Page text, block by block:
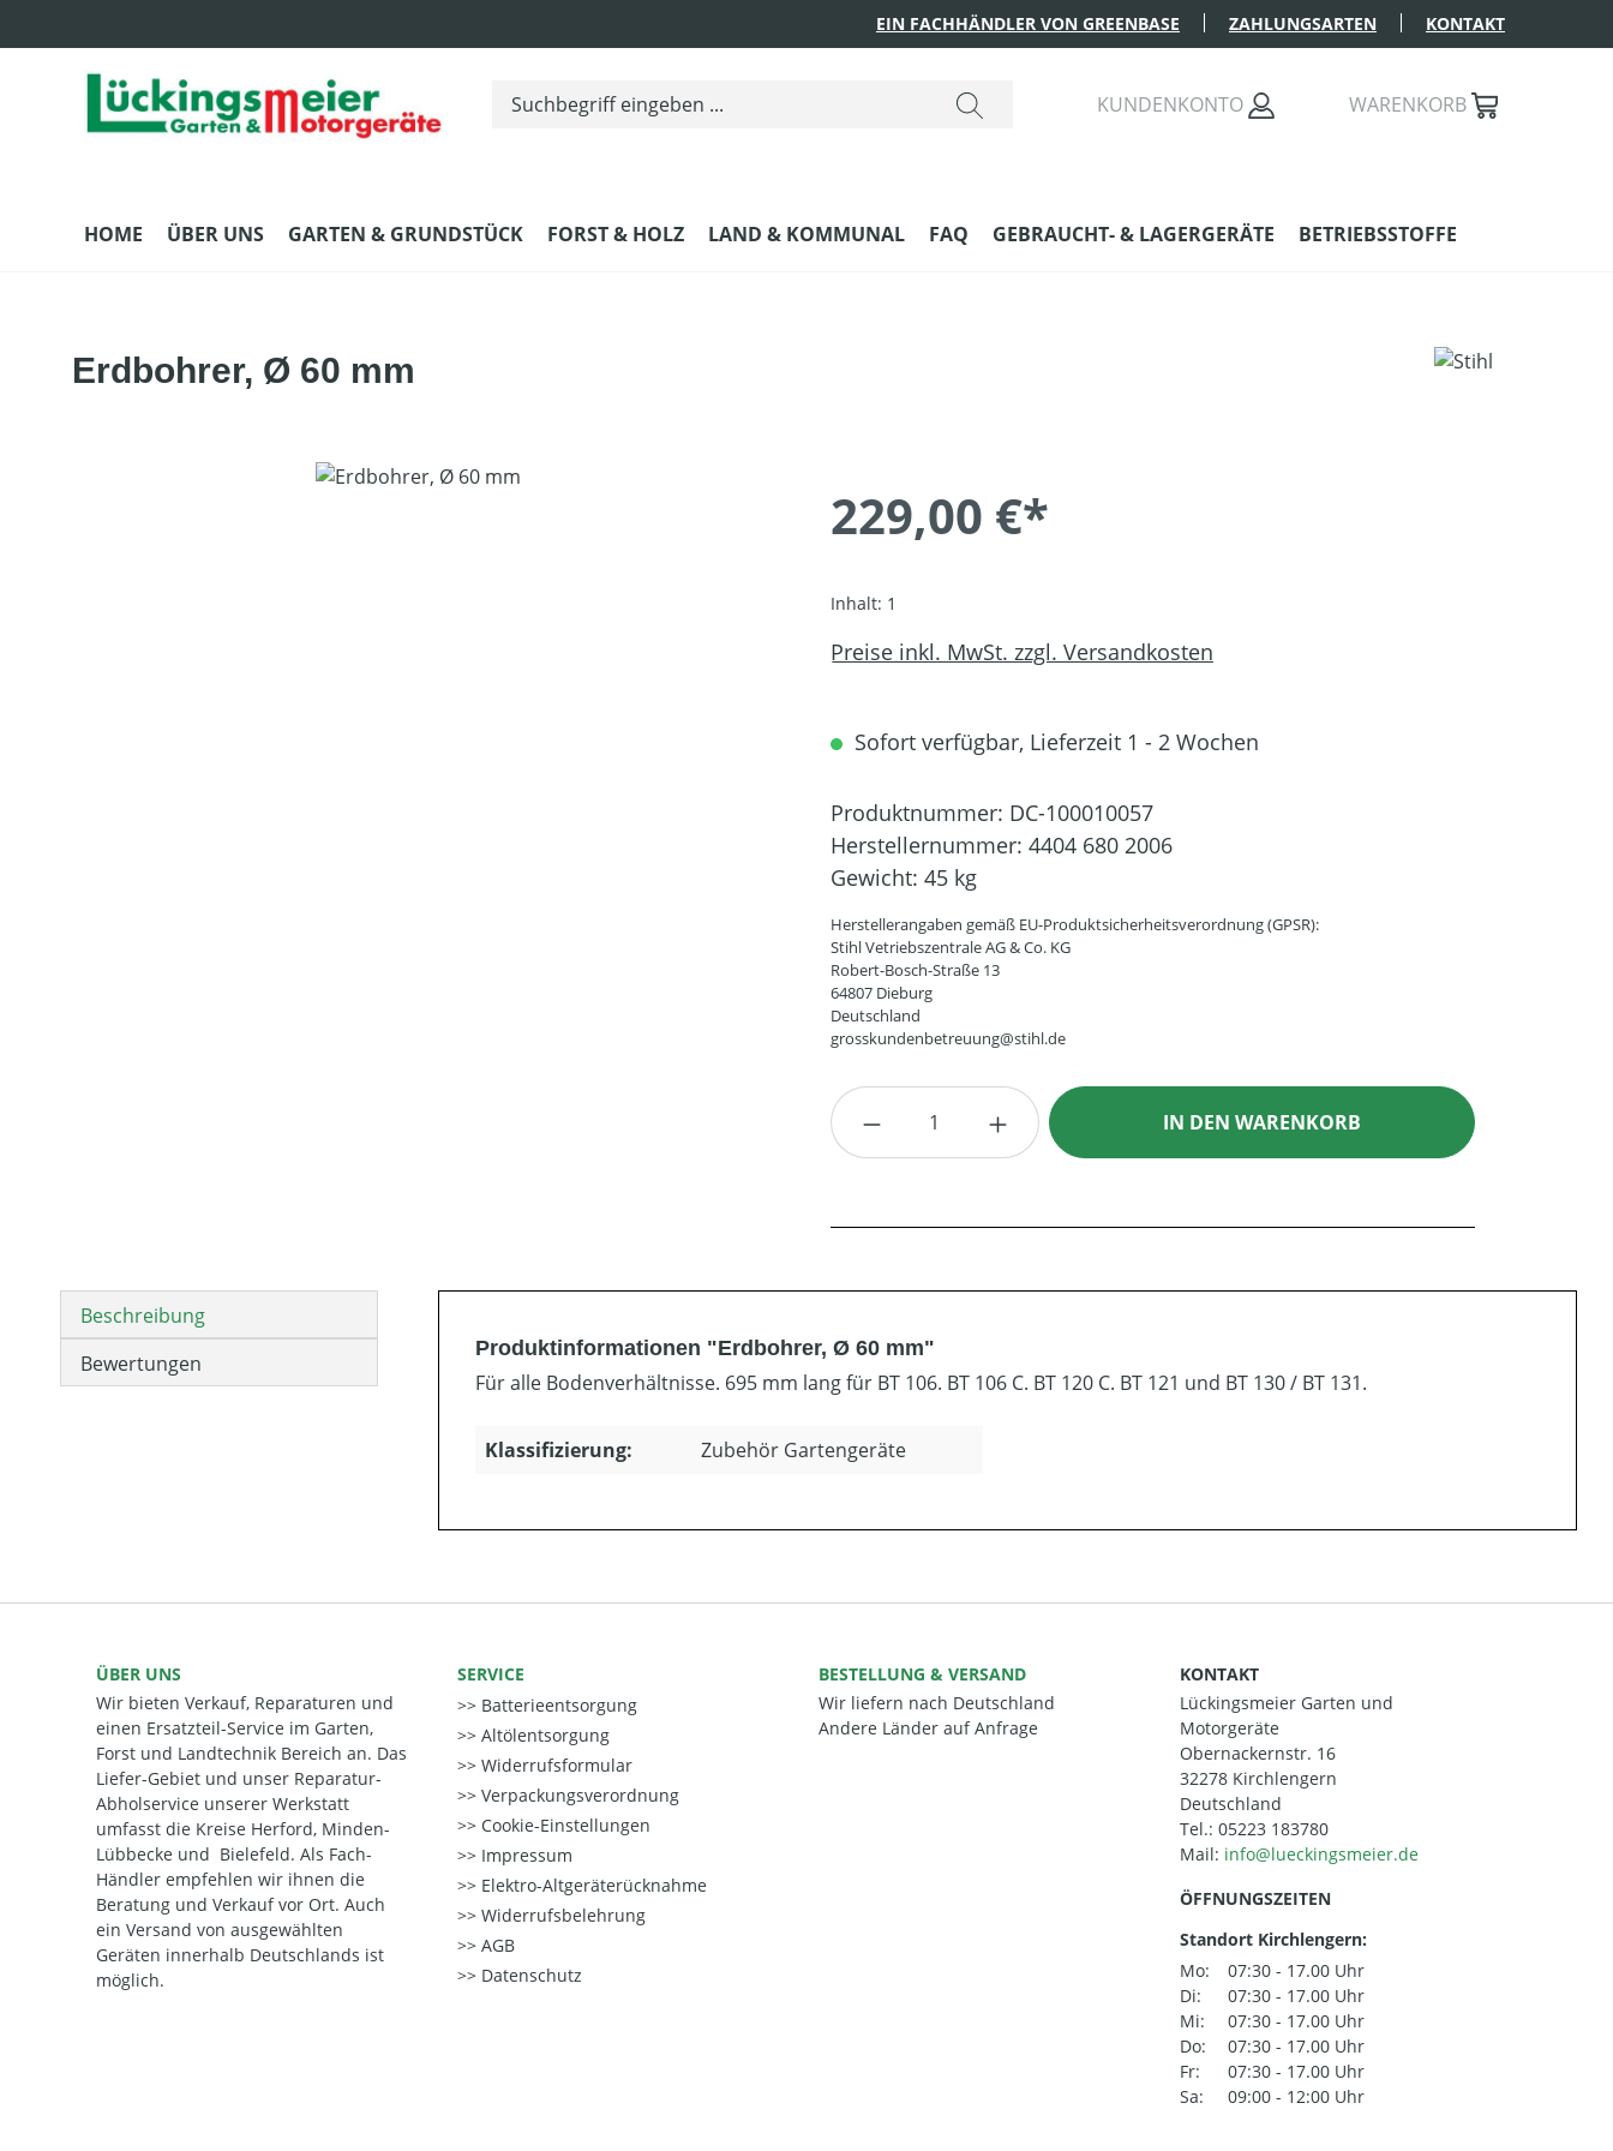
EIN FACHHÄNDLER VON GREENBASE ZAHLUNGSARTEN KONTAKT
KUNDENKONTO WARENKORB
HOME ÜBER UNS GARTEN & GRUNDSTÜCK FORST & HOLZ LAND & KOMMUNAL FAQ GEBRAUCHT- & LAGERGERÄTE BETRIEBSSTOFFE
Erdbohrer, Ø 60 mm
229,00 €*
Inhalt: 1
Preise inkl. MwSt. zzgl. Versandkosten
Sofort verfügbar, Lieferzeit 1 - 2 Wochen
Produktnummer: DC-100010057
Herstellernummer: 4404 680 2006
Gewicht: 45 kg
Herstellerangaben gemäß EU-Produktsicherheitsverordnung (GPSR):
Stihl Vetriebszentrale AG & Co. KG
Robert-Bosch-Straße 13
64807 Dieburg
Deutschland
grosskundenbetreuung@stihl.de
Produkt Anzahl: Gib den gewünschten Wert ein oder
IN DEN WARENKORB
Beschreibung
Bewertungen
Produktinformationen "Erdbohrer, Ø 60 mm"
Für alle Bodenverhältnisse. 695 mm lang für BT 106. BT 106 C. BT 120 C. BT 121 und BT 130 / BT 131.
Klassifizierung: Zubehör Gartengeräte
ÜBER UNS
Wir bieten Verkauf, Reparaturen und
einen Ersatzteil-Service im Garten,
Forst und Landtechnik Bereich an. Das
Liefer-Gebiet und unser Reparatur-
Abholservice unserer Werkstatt
umfasst die Kreise Herford, Minden-
Lübbecke und Bielefeld. Als Fach-
Händler empfehlen wir ihnen die
Beratung und Verkauf vor Ort. Auch
ein Versand von ausgewählten
Geräten innerhalb Deutschlands ist
möglich.
SERVICE
Batterieentsorgung
Altölentsorgung
Widerrufsformular
Verpackungsverordnung
Cookie-Einstellungen
Impressum
Elektro-Altgeräterücknahme
Widerrufsbelehrung
AGB
Datenschutz
BESTELLUNG & VERSAND
Wir liefern nach Deutschland
Andere Länder auf Anfrage
KONTAKT
Lückingsmeier Garten und
Motorgeräte
Obernackernstr. 16
32278 Kirchlengern
Deutschland
Tel.: 05223 183780
Mail:
ÖFFNUNGSZEITEN
Standort Kirchlengern:
Mo:
07:30 - 17.00 Uhr
Di:
07:30 - 17.00 Uhr
Mi:
07:30 - 17.00 Uhr
Do:
07:30 - 17.00 Uhr
Fr:
07:30 - 17.00 Uhr
Sa:
09:00 - 12:00 Uhr